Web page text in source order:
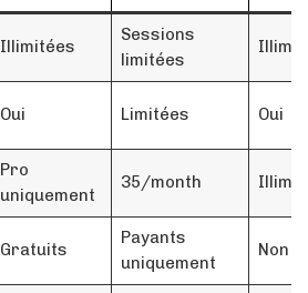
Illimitées
Sessions
limitées
Oui Limitées Oui
Pro
uniquement
35/month
Gratuits
Payants
uniquement
Non